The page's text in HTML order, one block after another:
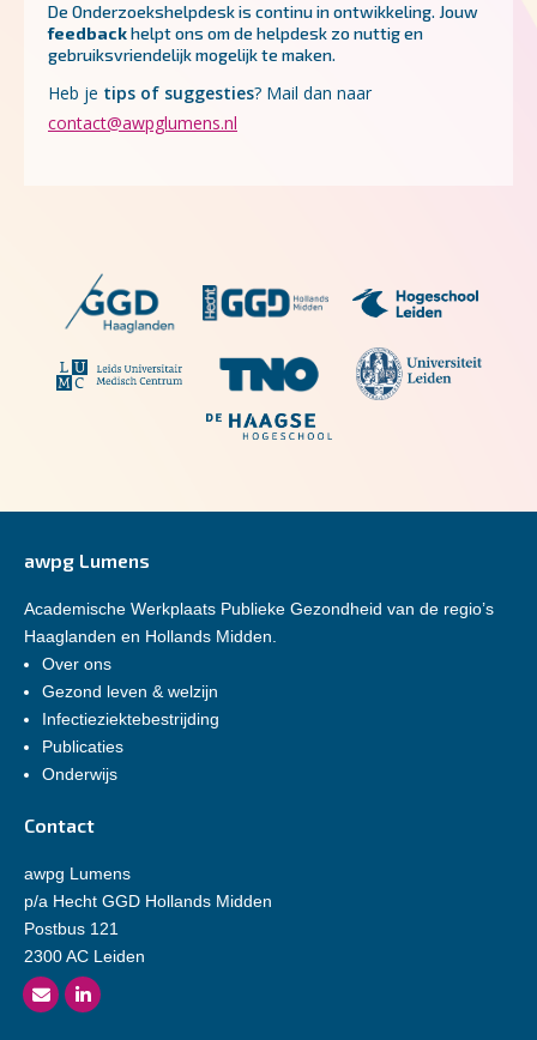
De Onderzoekshelpdesk is continu in ontwikkeling. Jouw
feedbackhelpt ons om de helpdesk zo nuttig en
gebruiksvriendelijk mogelijk te maken.
Heb je tips of suggesties? Mail dan naar
contact@awpglumens.nl
awpg Lumens
Academische Werkplaats Publieke Gezondheid van de regio’s
Haaglanden en Hollands Midden.
Over ons
Gezond leven & welzijn
Infectieziektebestrijding
Publicaties
Onderwijs
Contact
awpg Lumens
p/a Hecht GGD Hollands Midden
Postbus 121
2300 AC Leiden